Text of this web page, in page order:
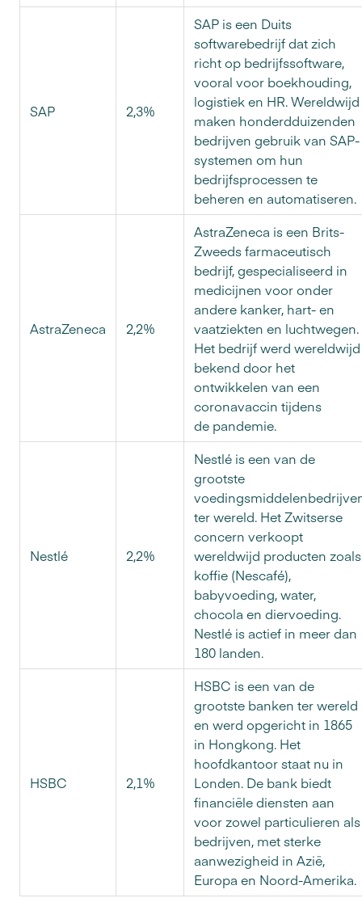
SAP 2,3%
SAP is een Duits
softwarebedrijf dat zich
richt op bedrijfssoftware,
vooral voor boekhouding,
logistiek en HR. Wereldwijd
maken honderdduizenden
bedrijven gebruik van SAP-
systemen om hun
bedrijfsprocessen te
beheren en automatiseren.
AstraZeneca 2,2%
AstraZeneca is een Brits-
Zweeds farmaceutisch
bedrijf, gespecialiseerd in
medicijnen voor onder
andere kanker, hart- en
vaatziekten en luchtwegen.
Het bedrijf werd wereldwijd
bekend door het
ontwikkelen van een
coronavaccin tijdens
de pandemie.
Nestlé 2,2%
Nestlé is een van de
grootste
ter wereld. Het Zwitserse
concern verkoopt
wereldwijd producten zoals
koffie (Nescafé),
babyvoeding, water,
chocola en diervoeding.
Nestlé is actief in meer dan
180 landen.
HSBC 2,1%
HSBC is een van de
grootste banken ter wereld
en werd opgericht in 1865
in Hongkong. Het
hoofdkantoor staat nu in
Londen. De bank biedt
financiële diensten aan
voor zowel particulieren als
bedrijven, met sterke
aanwezigheid in Azië,
Europa en Noord-Amerika.